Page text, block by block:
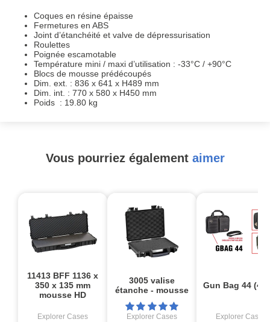
Coques en résine épaisse
Fermetures en ABS
Joint d’étanchéité et valve de dépressurisation
Roulettes
Poignée escamotable
Température mini / maxi d’utilisation : -33°C / +90°C
Blocs de mousse prédécoupés
Dim. ext. : 836 x 641 x H489 mm
Dim. int. : 770 x 580 x H450 mm
Poids : 19.80 kg
Vous pourriez également aimer
11413 BFF 1136 x
350 x 135 mm
mousse HD
Explorer Cases
3005 valise
étanche - mousse
Explorer Cases
Gun Bag 44
Explorer Cases